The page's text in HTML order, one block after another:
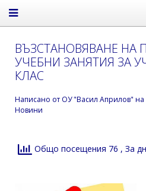
ВЪЗСТАНОВЯВАНЕ НА
УЧЕБНИ ЗАНЯТИЯ ЗА
КЛАС
Написано от ОУ "Васил Априлов" на
Новини
Общо посещения 76 , За